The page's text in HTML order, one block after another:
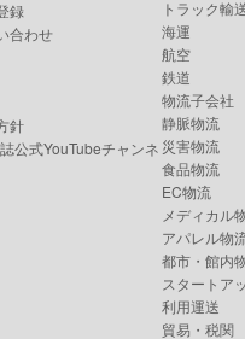
録
合わせ
針
公式YouTubeチャンネ
トラック輸
海運
航空
鉄道
物流子会社
静脈物流
災害物流
食品物流
EC物流
メディカル
アパレル物
都市・館内
スタートア
利用運送
貿易・税関